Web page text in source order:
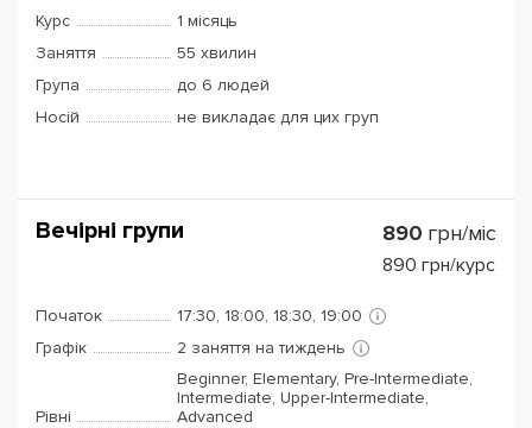
Курс
1 місяць
Заняття
55 хвилин
Група
до 6 людей
Носій
не викладає для цих груп
Вечірні групи 890 грн/міс
890 грн/курс
Початок
17:30, 18:00, 18:30, 19:00
Графік
2 заняття на тиждень
Рівні
Beginner, Elementary, Pre-Intermediate,
Intermediate, Upper-Intermediate,
Advanced